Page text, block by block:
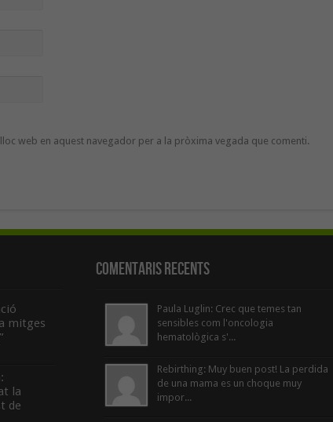
web en aquest navegador per a la pròxima vegada que comenti.
mitges
la
de
Comentaris Recents
Paula Luglin: Crec que temes tan
sensibles com l'oncologia
hematològica s'...
Rebirthing: Muy buen post! La perdida
de una mama es un choque muy
impor...